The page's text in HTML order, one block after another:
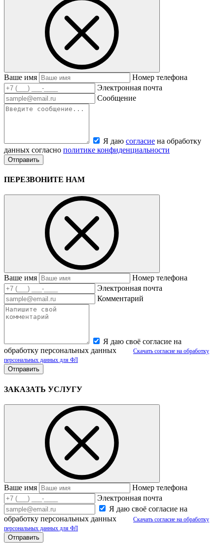
Ваше имя
Номер телефона
Электронная почта
Сообщение
Я даю согласие на обработку
данных согласно политике конфиденциальности
ПЕРЕЗВОНИТЕ НАМ
Ваше имя
Номер телефона
Электронная почта
Комментарий
Я даю своё согласие на
обработку персональных данных
Скачать согласие на обработку
персональных данных для ФЛ
ЗАКАЗАТЬ УСЛУГУ
Ваше имя
Номер телефона
Электронная почта
Я даю своё согласие на
обработку персональных данных
Скачать согласие на обработку
персональных данных для ФЛ